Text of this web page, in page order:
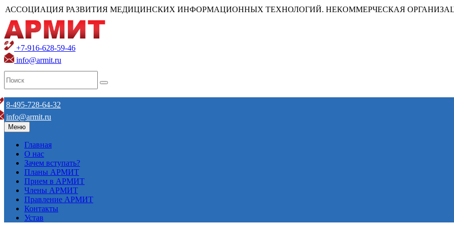
АССОЦИАЦИЯ РАЗВИТИЯ МЕДИЦИНСКИХ ИНФОРМАЦИОННЫХ ТЕХНОЛОГИЙ. НЕКОММЕРЧЕСКАЯ
+7-916-628-59-46
info@armit.ru
8-495-728-64-32
info@armit.ru
Меню
Главная
О нас
Зачем вступать?
Планы АРМИТ
Прием в АРМИТ
Члены АРМИТ
Правление АРМИТ
Контакты
Устав